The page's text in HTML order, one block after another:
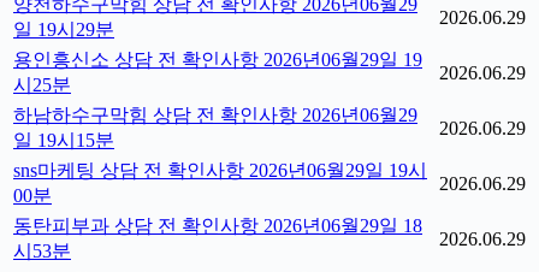
양천하수구막힘 상담 전 확인사항 2026년06월29
일 19시29분
2026.06.29
용인흥신소 상담 전 확인사항 2026년06월29일 19
시25분
2026.06.29
하남하수구막힘 상담 전 확인사항 2026년06월29
일 19시15분
2026.06.29
sns마케팅 상담 전 확인사항 2026년06월29일 19시
00분
2026.06.29
동탄피부과 상담 전 확인사항 2026년06월29일 18
시53분
2026.06.29